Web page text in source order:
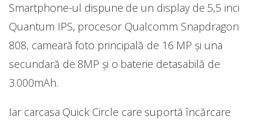
Smartphone-ul dispune de un display de 5,5 inci
Quantum IPS, procesor Qualcomm Snapdragon
808, cameară foto principală de 16 MP și una
secundară de 8MP și o baterie detasabilă de
3.000mAh.
Iar carcasa Quick Circle care suportă încărcare